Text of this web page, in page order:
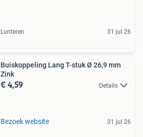
Lunteren 31 jul 26
Buiskoppeling Lang T-stuk Ø 26,9 mm
Zink
€ 4,59 Details
Bezoek website 31 jul 26